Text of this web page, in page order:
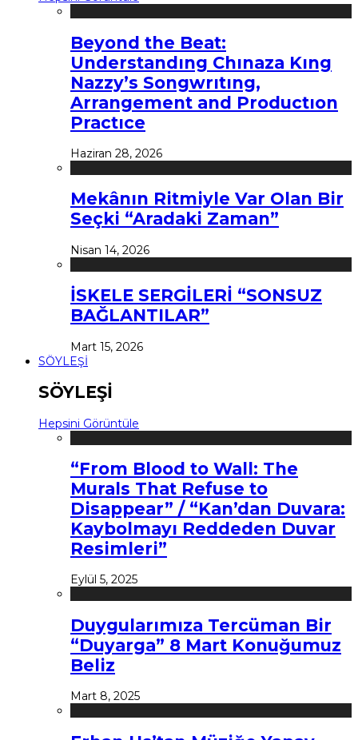
Beyond the Beat:
Understandıng Chınaza Kıng
Nazzy’s Songwrıtıng,
Arrangement and Productıon
Practıce
Haziran 28, 2026
Mekânın Ritmiyle Var Olan Bir
Seçki “Aradaki Zaman”
Nisan 14, 2026
İSKELE SERGİLERİ “SONSUZ
BAĞLANTILAR”
Mart 15, 2026
SÖYLEŞİ
SÖYLEŞİ
Hepsini Görüntüle
“From Blood to Wall: The
Murals That Refuse to
Disappear” / “Kan’dan Duvara:
Kaybolmayı Reddeden Duvar
Resimleri”
Eylül 5, 2025
Duygularımıza Tercüman Bir
“Duyarga” 8 Mart Konuğumuz
Beliz
Mart 8, 2025